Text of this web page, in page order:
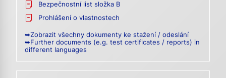
Bezpečnostní list složka B
Prohlášení o vlastnostech
➥Zobrazit všechny dokumenty ke stažení / odeslání
➥Further documents (e.g. test certificates / reports) in
different languages